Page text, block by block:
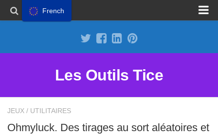
Les Outils Tice
JEUX / UTILITAIRES
Ohmyluck. Des tirages au sort aléatoires et
French